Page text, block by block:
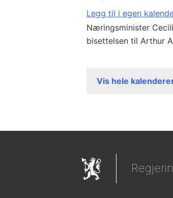
Legg til i egen
Næringsminister
bisettelsen til Arthur
Vis hele